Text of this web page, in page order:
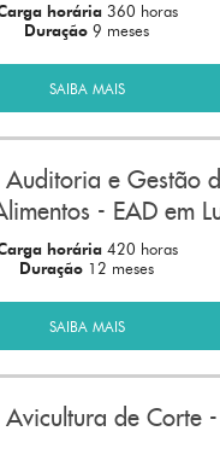
horária 360 horas
Duração 9 meses
SAIBA MAIS
e Gestão
- EAD em
horária 420 horas
Duração 12 meses
SAIBA MAIS
de Corte